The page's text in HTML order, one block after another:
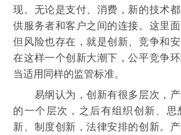
现。无论是支付、消费，新的技术
供服务者和客户之间的连接。这里面
但风险也存在，就是创新、竞争和安
在这样一个创新大潮下，公平竞争
当适用同样的监管标准。
易纲认为，创新有很多层次，产
的一个层次，之后有组织创新、思
新、制度创新，法律安排的创新。